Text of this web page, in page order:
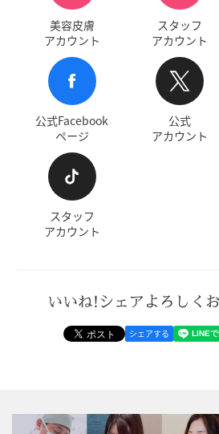
美容皮膚
アカウント
スタッフ
アカウント
公式Facebook
ページ
公式
アカウント
スタッフ
アカウント
いいね!シェアよろしく
シェアする